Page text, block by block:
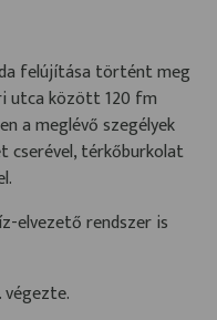
felújítása történt meg
utca között 120 fm
a meglévő szegélyek
cserével, térkőburkolat
elvezető rendszer is